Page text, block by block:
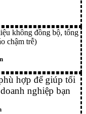
không đồng bộ, tổng
chậm trễ)
hợp để giúp tối
nghiệp bạn